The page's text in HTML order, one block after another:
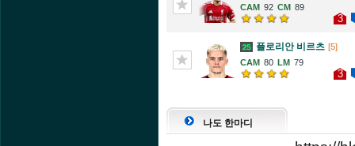
92 89
3
플로리안 비르츠 [5]
80
79
3
나도 한마디